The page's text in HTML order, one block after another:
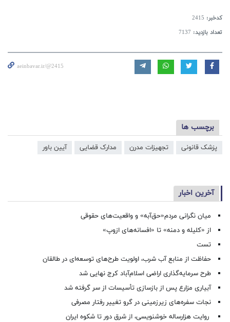
کدخبر: 2415
تعداد بازدید: 7137
aeinbavar.ir/@2415
برچسب ها
پزشک قانونی تجهیزات مدرن مدارک قضایی آیین باور
آخرین اخبار
میان نگرانی مردم«حق‌آبه» و واقعیت‌های حقوقی
از «کلیله و دمنه» تا «افسانه‌های ازوپ»
تست
حفاظت از منابع آب شرب، اولویت طرح‌های توسعه‌ای در طالقان
طرح سرمایه‌گذاری اراضی اسلام‌آباد کرج نهایی شد
آبیاری مزارع پس از بازسازی تأسیسات از سر گرفته شد
نجات سفره‌های زیرزمینی در گرو تغییر رفتار مصرفی
روایت هزارساله خوشنویسی، از شرق دور تا شکوه ایران